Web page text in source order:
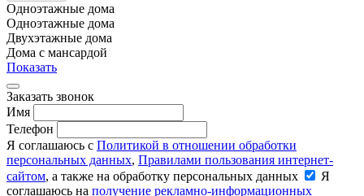
Одноэтажные дома
Одноэтажные дома
Двухэтажные дома
Дома с мансардой
Показать
Заказать звонок
Имя
Телефон
Я соглашаюсь с Политикой в отношении обработки
персональных данных, Правилами пользования интернет-
сайтом, а также на обработку персональных данных
Я
соглашаюсь на получение рекламно-информационных